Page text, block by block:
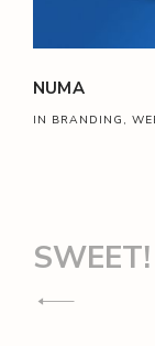
NUMA
IN BRANDING,
de
SWEET!